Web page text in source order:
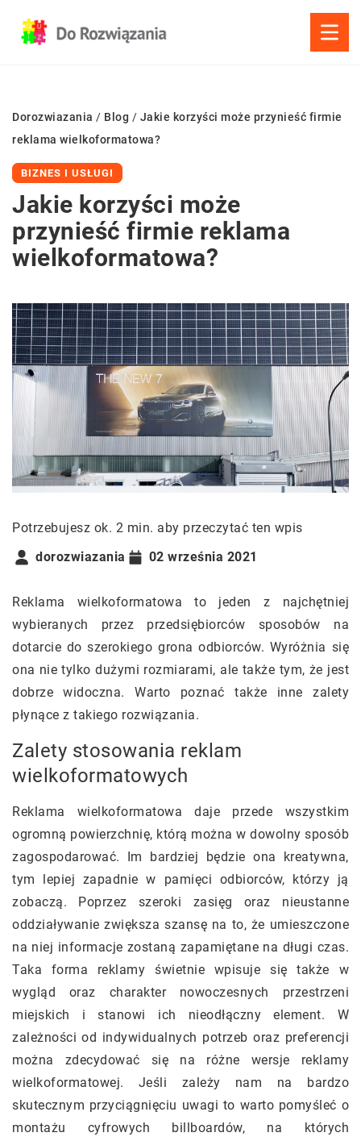
Dorozwiazania / Blog / Jakie korzyści może przynieść firmie
reklama wielkoformatowa?
BIZNES I USŁUGI
Jakie korzyści może
przynieść firmie reklama
wielkoformatowa?
Potrzebujesz ok. 2 min. aby przeczytać ten wpis
dorozwiazania
02 września 2021
Reklama wielkoformatowa to jeden z najchętniej
wybieranych przez przedsiębiorców sposobów na
dotarcie do szerokiego grona odbiorców. Wyróżnia się
ona nie tylko dużymi rozmiarami, ale także tym, że jest
dobrze widoczna. Warto poznać także inne zalety
płynące z takiego rozwiązania.
Zalety stosowania reklam
wielkoformatowych
Reklama wielkoformatowa daje przede wszystkim
ogromną powierzchnię, którą można w dowolny sposób
zagospodarować. Im bardziej będzie ona kreatywna,
tym lepiej zapadnie w pamięci odbiorców, którzy ją
zobaczą. Poprzez szeroki zasięg oraz nieustanne
oddziaływanie zwiększa szansę na to, że umieszczone
na niej informacje zostaną zapamiętane na długi czas.
Taka forma reklamy świetnie wpisuje się także w
wygląd oraz charakter nowoczesnych przestrzeni
miejskich i stanowi ich nieodłączny element. W
zależności od indywidualnych potrzeb oraz preferencji
można zdecydować się na różne wersje reklamy
wielkoformatowej. Jeśli zależy nam na bardzo
skutecznym przyciągnięciu uwagi to warto pomyśleć o
montażu cyfrowych billboardów, na których